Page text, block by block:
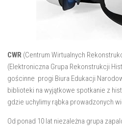
CWR (Centrum Wirtualnych
(Elektroniczna Grupa Rekonstrukcji
gościnne progi Biura Edukacji
biblioteki na wyjątkowe spotkanie z
gdzie uchylimy rąbka prowadzonych
Od ponad 10 lat niezależna grupa